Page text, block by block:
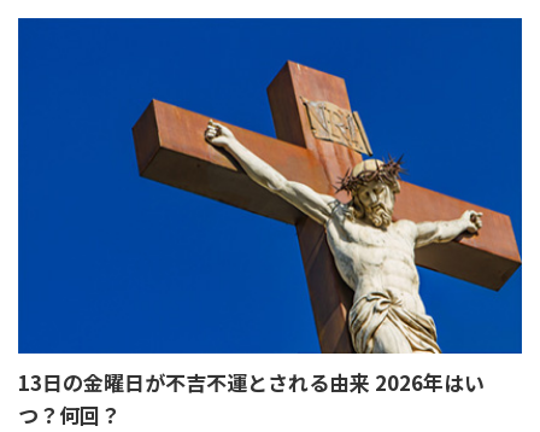
13日の金曜日が不吉不運とされる由来 2026年はい
つ？何回？